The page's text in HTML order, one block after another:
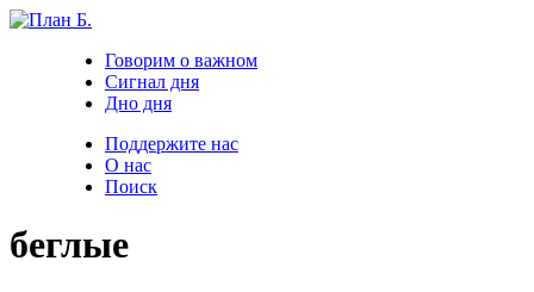
Говорим о важном
Сигнал дня
Дно дня
Поддержите нас
О нас
Поиск
беглые